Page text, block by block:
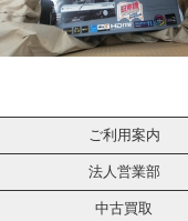
ご利用案内
法人営業部
中古買取